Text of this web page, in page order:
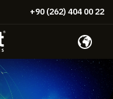
+90 (262) 404 00 22